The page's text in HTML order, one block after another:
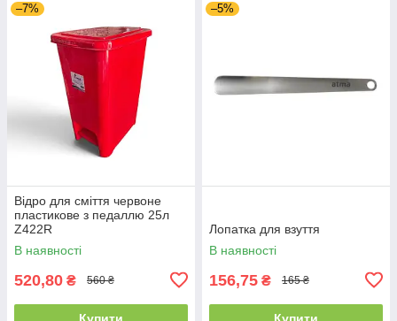
–7%
Відро для сміття червоне
пластикове з педаллю 25л
Z422R
В наявності
520,80 ₴ 560 ₴
–5%
Лопатка для взуття
В наявності
156,75 ₴ 165 ₴